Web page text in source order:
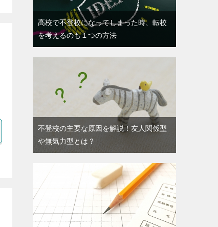
高校で不登校になってしまった時、転校
を考えるのも１つの方法
不登校の主要な原因を解説！友人関係型
や無気力型とは？